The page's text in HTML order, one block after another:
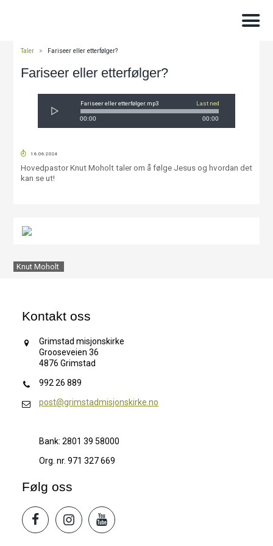
Taler > Fariseer eller etterfølger?
Fariseer eller etterfølger?
00:00 00:00
Fariseer eller etterfølger.mp3 Last ned
16.06.2024
Hovedpastor Knut Moholt taler om å følge Jesus og hvordan det
kan se ut!
Knut Moholt
Kontakt oss
Grimstad misjonskirke
Grooseveien 36
4876 Grimstad
992 26 889
post@grimstadmisjonskirke.no
Bank: 2801 39 58000
Org. nr. 971 327 669
Følg oss